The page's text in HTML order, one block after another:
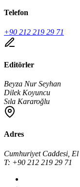
Telefon
+90 212 219 29 71
Editörler
Beyza Nur Seyhan
Dilek Koyuncu
Sıla Kararoğlu
Adres
Cumhuriyet Caddesi,
T: +90 212 219 29 71